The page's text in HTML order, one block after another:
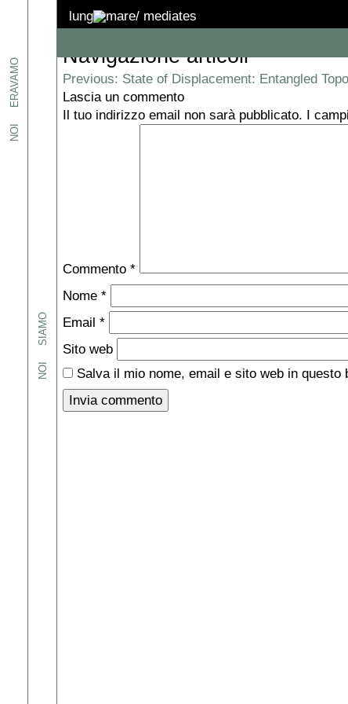
ed
NOI
SIAMO
NOI
ERAVAMO
lung mare/mediates
IMG_7171
Navigazione articoli
Previous: State of Displacement: Entangled
Lascia un commento
Il tuo indirizzo email non sarà pubblicato. I
Commento*
Nome*
Email*
Sito web
Salva il mio nome, email e sito web in